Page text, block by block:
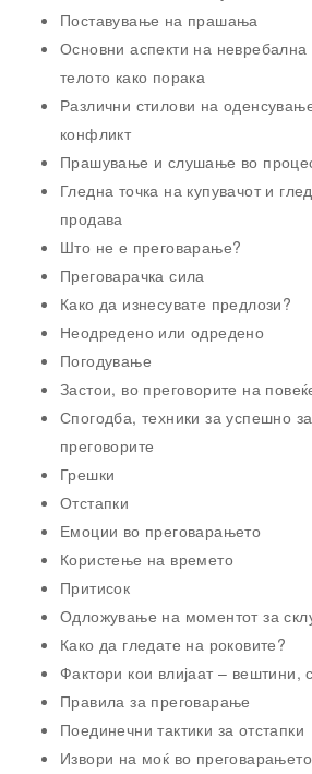
Поставување на прашања
Основни аспекти на невребална
телото како порака
Различни стилови на
конфликт
Прашување и слушање во
Гледна точка на купувачот и
продава
Што не е преговарање?
Преговарачка сила
Како да изнесувате предлози?
Неодредено или одредено
Погодување
Застои, во преговорите на
Спогодба, техники за успешно
преговорите
Грешки
Отстапки
Емоции во преговарањето
Користење на времето
Притисок
Одложување на моментот за
Како да гледате на роковите?
Фактори кои влијаат – вештини,
Правила за преговарање
Поединечни тактики за отстапки
Извори на моќ во преговарањето